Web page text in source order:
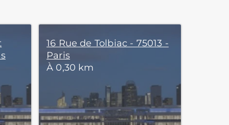
16 Rue de Tolbiac - 75013 -
Paris
À 0,30 km